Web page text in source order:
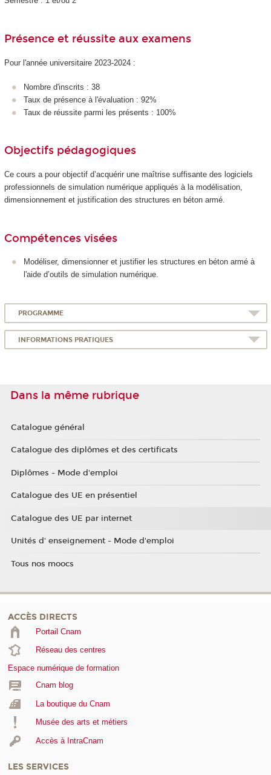
Présence et réussite aux examens
Pour l'année universitaire 2023-2024 :
Nombre d'inscrits : 38
Taux de présence à l'évaluation : 92%
Taux de réussite parmi les présents : 100%
Objectifs pédagogiques
Ce cours a pour objectif d’acquérir une maîtrise suffisante des logiciels
professionnels de simulation numérique appliqués à la modélisation,
dimensionnement et justification des structures en béton armé.
Compétences visées
Modéliser, dimensionner et justifier les structures en béton armé à
l'aide d’outils de simulation numérique.
PROGRAMME
INFORMATIONS PRATIQUES
Dans la même rubrique
Catalogue général
Catalogue des diplômes et des certificats
Diplômes - Mode d'emploi
Catalogue des UE en présentiel
Catalogue des UE par internet
Unités d' enseignement - Mode d'emploi
Tous nos moocs
ACCÈS DIRECTS
Portail Cnam
Réseau des centres
Espace numérique de formation
Cnam blog
La boutique du Cnam
Musée des arts et métiers
Accès à IntraCnam
LES SERVICES